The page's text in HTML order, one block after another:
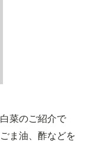
菜のご紹介で
ま油、酢などを